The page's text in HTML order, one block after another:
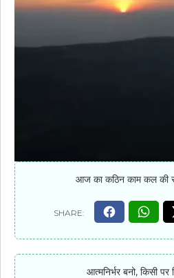
आज का कठिन काम कल की
आत्मनिर्भर बनो, किसी पर